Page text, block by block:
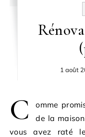
1 août
C
omme
de la
vous avez raté